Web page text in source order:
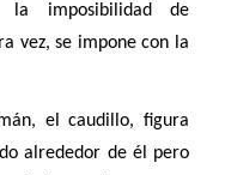
la imposibilidad de
vez, se impone con la
el caudillo, figura
alrededor de él pero